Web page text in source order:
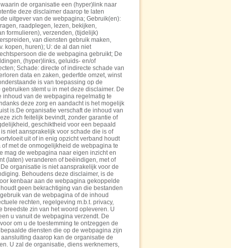
de organisatie een (hyper)link naar
deze disclaimer daarop te laten
uitgever van de webpagina; Gebruik(en):
raadplegen, lezen, bekijken,
formulieren), verzenden, (tijdelijk)
van diensten gebruik maken,
kopen, huren); U: de al dan niet
die de webpagina gebruikt; De
(hyper)links, geluids- en/of
Schade: directe of indirecte schade van
data en zaken, gederfde omzet, winst
is van toepassing op de
stemt u in met deze disclaimer. De
inhoud van de webpagina regelmatig te
deze zorg en aandacht is het mogelijk
is.De organisatie verschaft de inhoud van
zich feitelijk bevindt, zonder garantie of
geschiktheid voor een bepaald
niet aansprakelijk voor schade die is of
uit of in enig opzicht verband houdt
met de onmogelijkheid de webpagina te
mag de webpagina naar eigen inzicht en
(laten) veranderen of beëindigen, met of
organisatie is niet aansprakelijk voor de
Behoudens deze disclaimer, is de
kenbaar aan de webpagina gekoppelde
geen bekrachtiging van die bestanden
van de webpagina of de inhoud
rechten, regelgeving m.b.t. privacy,
breedste zin van het woord opleveren. U
u vanuit de webpagina verzendt. De
om u de toestemming te ontzeggen de
diensten die op de webpagina zijn
daarop kan de organisatie de
U zal de organisatie, diens werknemers,